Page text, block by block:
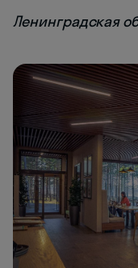
Ленинградская